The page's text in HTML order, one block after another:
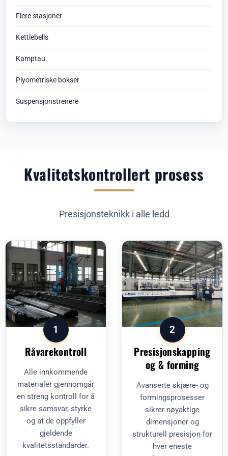
Flere stasjoner
Kettlebells
Kamptau
Plyometriske bokser
Suspensjonstrenere
Kvalitetskontrollert prosess
Presisjonsteknikk i alle ledd
1
Råvarekontroll
Alle innkommende
materialer gjennomgår
en streng kontroll for å
sikre samsvar, styrke
og at de oppfyller
gjeldende
kvalitetsstandarder.
2
Presisjonskapping
og & forming
Avanserte skjære- og
formingsprosesser
sikrer nøyaktige
dimensjoner og
strukturell presisjon for
hver eneste